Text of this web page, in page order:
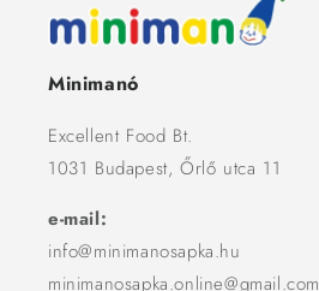
Minimanó
Excellent Food Bt.
1031 Budapest, Őrlő utca 11
e-mail:
info@minimanosapka.hu
minimanosapka.online@gmail.com